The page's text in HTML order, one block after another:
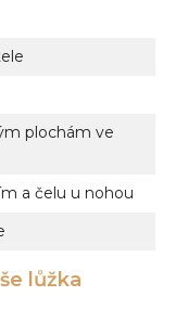
plochám ve
a čelu u nohou
lůžka